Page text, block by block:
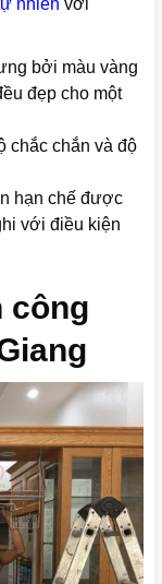
nhiên với
bởi màu vàng
đẹp cho một
chắc chắn và độ
hạn chế được
với điều kiện
công